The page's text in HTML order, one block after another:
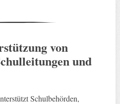
von
und
Schulbehörden,